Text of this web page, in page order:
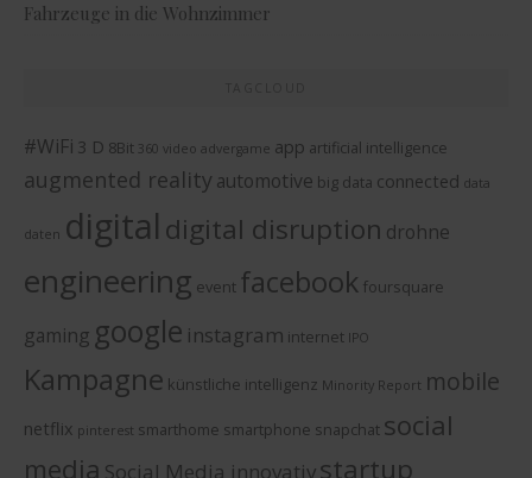
Fahrzeuge in die Wohnzimmer
#WiFi 3 D 8Bit 360 video advergame app artificial intelligence
augmented reality automotive big data connected data
daten digital digital disruption drohne
engineering event facebook foursquare
gaming google instagram internet IPO
Kampagne künstliche intelligenz Minority Report mobile
netflix pinterest smarthome smartphone snapchat social
media Social Media innovativstartup